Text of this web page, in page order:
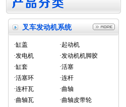
叉车发动机系统
·缸盖
·起动机
·发电机
·发动机机脚胶
·缸套
·活塞
·活塞环
·连杆
·连杆瓦
·曲轴
·曲轴瓦
·曲轴皮带轮